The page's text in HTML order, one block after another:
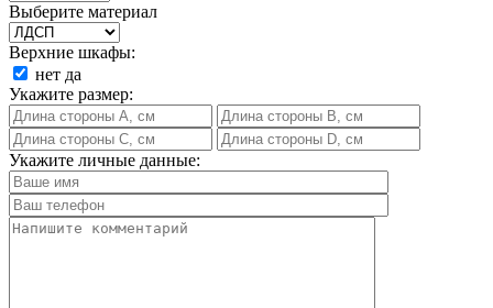
Выберите материал
Верхние шкафы:
нет да
Укажите размер:
Укажите личные данные: